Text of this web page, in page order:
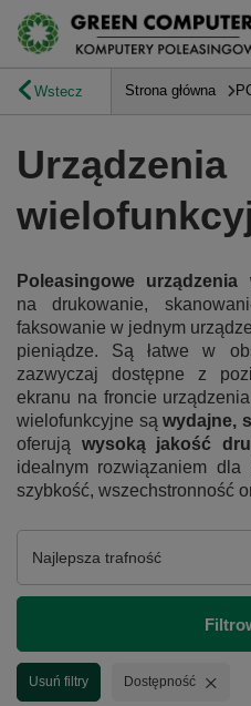
Wstecz Strona główna
Urządzenia
Poleasingowe urządzenia
na drukowanie,
faksowanie w jednym
pieniądze. Są łatwe w
zazwyczaj dostępne z
ekranu na froncie
wielofunkcyjne są wydajne,
oferują wysoką jakość
idealnym rozwiązaniem
szybkość, wszechstronność
Zmień sortowanie
Najlepsza trafność
Usuń filtry Usuń filtr
Dostępność